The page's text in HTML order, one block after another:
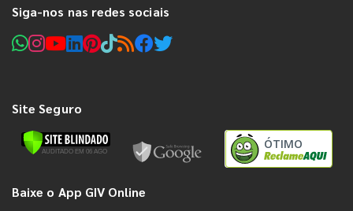
Siga-nos nas redes sociais
Site Seguro
ÓTIMO
Baixe o App GIV Online